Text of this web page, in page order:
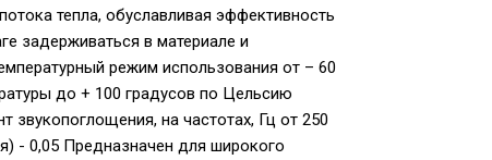
тепла, обуславливая эффективность
задерживаться в материале и
режим использования от – 60
до + 100 градусов по Цельсию
на частотах, Гц от 250
- 0,05 Предназначен для широкого